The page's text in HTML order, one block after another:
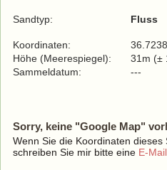
Sandtyp: Fluss
Koordinaten:
Höhe (Meerespiegel):
31m (±
Sammeldatum:
---
Sorry, keine "Google Map"
Wenn Sie die Koordinaten dieses
schreiben Sie mir bitte eine E-Mail